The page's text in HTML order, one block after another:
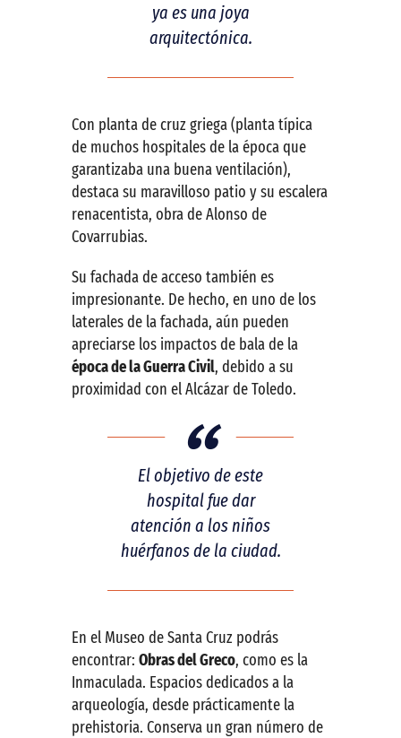
ya es una joya
arquitectónica.
Con planta de cruz griega (planta típica
de muchos hospitales de la época que
garantizaba una buena ventilación),
destaca su maravilloso patio y su escalera
renacentista, obra de Alonso de
Covarrubias.
Su fachada de acceso también es
impresionante. De hecho, en uno de los
laterales de la fachada, aún pueden
apreciarse los impactos de bala de la
época de la Guerra Civil, debido a su
proximidad con el Alcázar de Toledo.
El objetivo de este
hospital fue dar
atención a los niños
huérfanos de la ciudad.
En el Museo de Santa Cruz podrás
encontrar: Obras del Greco, como es la
Inmaculada. Espacios dedicados a la
arqueología, desde prácticamente la
prehistoria. Conserva un gran número de